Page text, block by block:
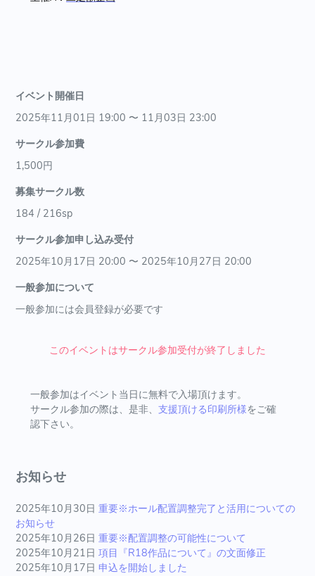
イベント開催日
2025年11月01日 19:00 〜 11月03日 23:00
サークル参加費
1,500円
募集サークル数
184 / 216sp
サークル参加申し込み受付
2025年10月17日 20:00 〜 2025年10月27日 20:00
一般参加について
一般参加には会員登録が必要です
このイベントはサークル参加受付が終了しました
一般参加はイベント当日に無料で入場頂けます。
サークル参加の際は、是非、 支援頂ける印刷所様をご確
認下さい。
お知らせ
2025年10月30日 重要※ホール配置調整完了と活用についての
お知らせ
2025年10月26日 重要※配置調整の可能性について
2025年10月21日 項目『R18作品について』の文面修正
2025年10月17日 申込を開始しました